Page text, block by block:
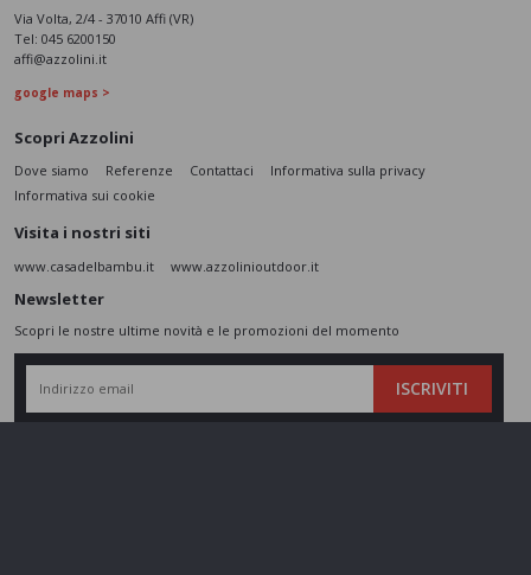
Via Volta, 2/4 - 37010 Affi (VR)
Tel: 045 6200150
affi@azzolini.it
google maps >
Scopri Azzolini
Dove siamo Referenze Contattaci
Informativa sulla privacy
Informativa sui cookie
Visita i nostri siti
www.casadelbambu.it www.azzolinioutdoor.it
Newsletter
Scopri le nostre ultime novità e le promozioni del momento
ISCRIVITI